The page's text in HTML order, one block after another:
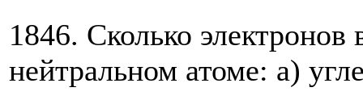
1846. Сколько электронов
нейтральном атоме: а)